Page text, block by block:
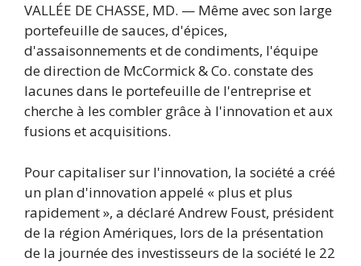
VALLÉE DE CHASSE, MD. — Même avec son large
portefeuille de sauces, d'épices,
d'assaisonnements et de condiments, l'équipe
de direction de McCormick & Co. constate des
lacunes dans le portefeuille de l'entreprise et
cherche à les combler grâce à l'innovation et aux
fusions et acquisitions.
Pour capitaliser sur l'innovation, la société a créé
un plan d'innovation appelé « plus et plus
rapidement », a déclaré Andrew Foust, président
de la région Amériques, lors de la présentation
de la journée des investisseurs de la société le 22